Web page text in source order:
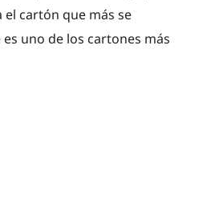
el cartón que más se
uno de los cartones más